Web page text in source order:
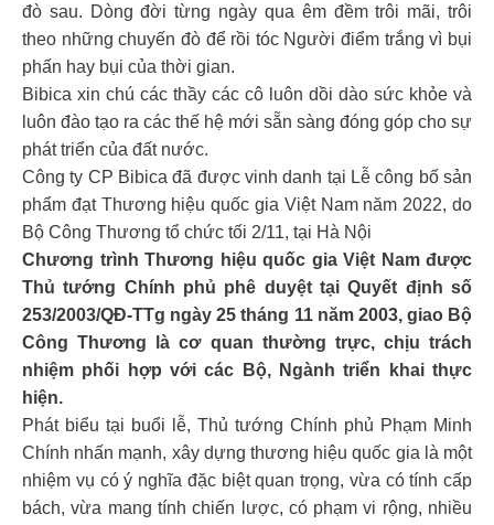
đò sau. Dòng đời từng ngày qua êm đềm trôi mãi, trôi
theo những chuyến đò để rồi tóc Người điểm trắng vì bụi
phấn hay bụi của thời gian.
Bibica xin chú các thầy các cô luôn dồi dào sức khỏe và
luôn đào tạo ra các thế hệ mới sẵn sàng đóng góp cho sự
phát triển của đất nước.
Công ty CP Bibica đã được vinh danh tại Lễ công bố sản
phẩm đạt Thương hiệu quốc gia Việt Nam năm 2022, do
Bộ Công Thương tổ chức tối 2/11, tại Hà Nội
Chương trình Thương hiệu quốc gia Việt Nam được
Thủ tướng Chính phủ phê duyệt tại Quyết định số
253/2003/QĐ-TTg ngày 25 tháng 11 năm 2003, giao Bộ
Công Thương là cơ quan thường trực, chịu trách
nhiệm phối hợp với các Bộ, Ngành triển khai thực
hiện.
Phát biểu tại buổi lễ, Thủ tướng Chính phủ Phạm Minh
Chính nhấn mạnh, xây dựng thương hiệu quốc gia là một
nhiệm vụ có ý nghĩa đặc biệt quan trọng, vừa có tính cấp
bách, vừa mang tính chiến lược, có phạm vi rộng, nhiều